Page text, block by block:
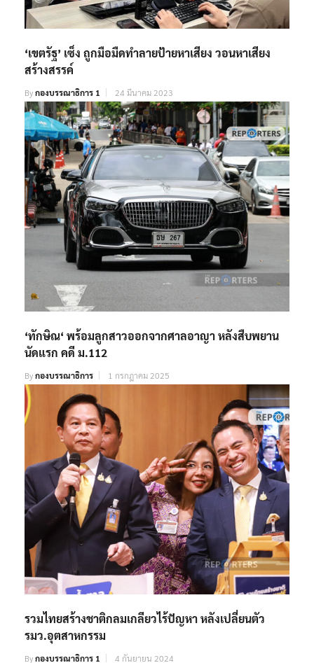
‘เขตรัฐ’ เซ็ง ถูกมือมืดทำลายป้ายหาเสียง วอนหาเสียง
สร้างสรรค์
Byกองบรรณาธิการ 1 24 มีนาคม 2023
‘ทักษิณ‘ พร้อมลูกสาวออกจากศาลอาญา หลังสืบพยาน
นัดแรก คดี ม.112
Byกองบรรณาธิการ 1 กรกฎาคม 2025
รวมไทยสร้างชาติกลมเกลียวไร้ปัญหา หลังเปลี่ยนตัว
รมว.อุตสาหกรรม
Byกองบรรณาธิการ 1 4 กันยายน 2024